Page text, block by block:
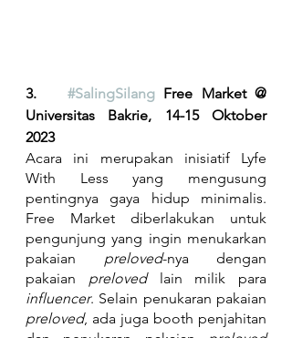
#SalingSilang Free Market @
Universitas Bakrie, 14-15 Oktober
2023
Acara ini merupakan inisiatif Lyfe
With Less yang mengusung
pentingnya gaya hidup minimalis.
Free Market diberlakukan untuk
pengunjung yang ingin menukarkan
pakaian preloved-nya dengan
pakaian preloved
influencer
preloved, ada juga booth penjahitan